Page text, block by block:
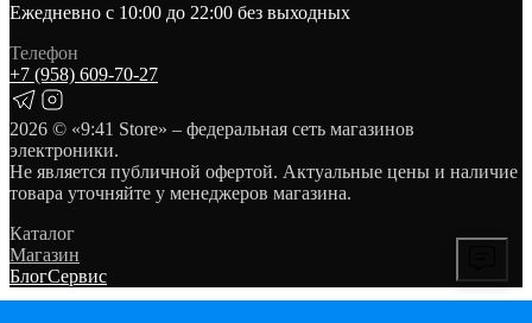
Ежедневно с 10:00 до 22:00 без выходных
Телефон
+7 (958) 609‑70‑27
2026 © «9:41 Store» – федеральная сеть магазинов
электроники.
Не является публичной офертой. Актуальные цены и наличие
товара уточняйте у менеджеров магазина.
Каталог
Магазин
БлогСервис